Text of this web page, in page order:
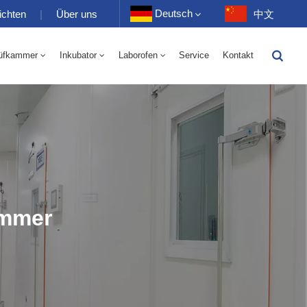
| Über uns Deutsch
Français
Português
中文
Inkubator Laborofen Service Kontakt